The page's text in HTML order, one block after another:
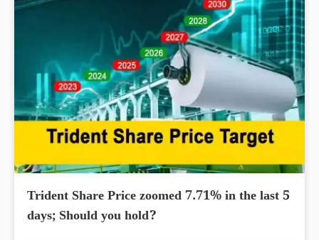
Trident Share Price zoomed 7.71% in the last 5
days; Should you hold?